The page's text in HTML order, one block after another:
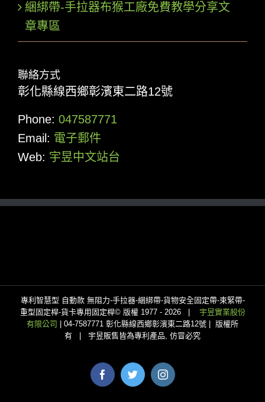
綑綁帶-手拉器布猴工廠免費教學分享文
章專區
聯絡方式
彰化縣線西鄉彰濱東二路12號
Phone: 047587771
Email: 電子郵件
Web: 宇昱中文站台
專利智慧型 自動款 無阻力-手拉器-綑綁帶-貨物安全固定帶-束緊帶-
重型固定桿-貨卡專用固定桿© 版權 1977 - 2026 | 宇昱實業股份
有限公司
| 04-7587771 彰化縣線西鄉彰濱東二路12號 | 版權所
有 | 宇昱販售皆為專利產品, 仿冒必究
FacebookTwitterInstagram